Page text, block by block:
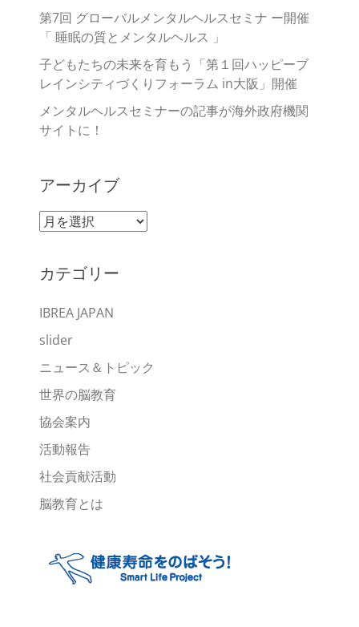
第7回 グローバルメンタルヘルスセミナ ー開催
「 睡眠の質とメンタルヘルス 」
子どもたちの未来を育もう「第１回ハッピーブ
レインシティづくりフォーラム in大阪」開催
メンタルヘルスセミナーの記事が海外政府機関
サイトに！
アーカイブ
ア
イ
カテゴリー
IBREA JAPAN
slider
ニュース＆トピック
世界の脳教育
協会案内
活動報告
社会貢献活動
脳教育とは